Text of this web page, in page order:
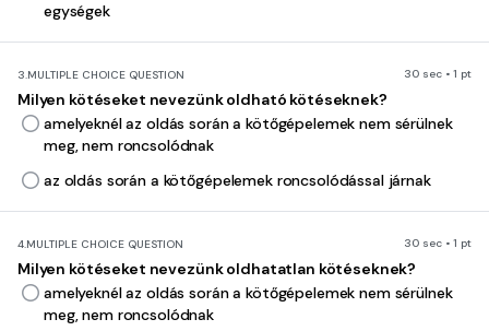
egységek
3.MULTIPLE CHOICE QUESTION 30 sec • 1 pt
Milyen kötéseket nevezünk oldható kötéseknek?
amelyeknél az oldás során a kötőgépelemek nem sérülnek
meg, nem roncsolódnak
az oldás során a kötőgépelemek roncsolódással járnak
4.MULTIPLE CHOICE QUESTION 30 sec • 1 pt
Milyen kötéseket nevezünk oldhatatlan kötéseknek?
amelyeknél az oldás során a kötőgépelemek nem sérülnek
meg, nem roncsolódnak